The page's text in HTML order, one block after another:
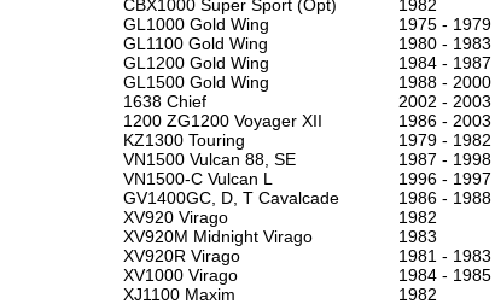
CBX1000 Super Sport (Opt)
1982
GL1000 Gold Wing
1975 - 1979
GL1100 Gold Wing
1980 - 1983
GL1200 Gold Wing
1984 - 1987
GL1500 Gold Wing
1988 - 2000
1638 Chief
2002 - 2003
1200 ZG1200 Voyager XII
1986 - 2003
KZ1300 Touring
1979 - 1982
VN1500 Vulcan 88, SE
1987 - 1998
VN1500-C Vulcan L
1996 - 1997
GV1400GC, D, T Cavalcade
1986 - 1988
XV920 Virago
1982
XV920M Midnight Virago
1983
XV920R Virago
1981 - 1983
XV1000 Virago
1984 - 1985
XJ1100 Maxim
1982